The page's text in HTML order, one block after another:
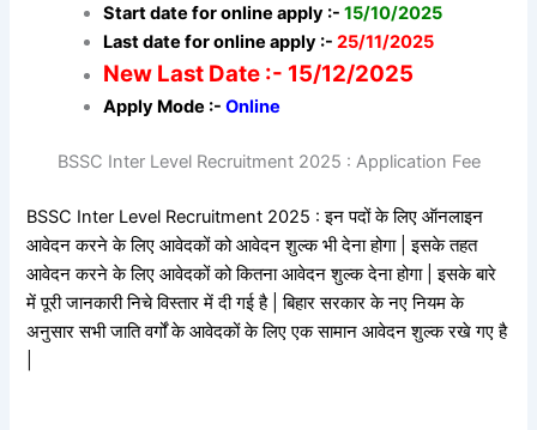
Start date for online apply :-15/10/2025
Last date for online apply :- 25/11/2025
New Last Date :- 15/12/2025
Apply Mode :-Online
BSSC Inter Level Recruitment 2025 : Application Fee
BSSC Inter Level Recruitment 2025 : इन पदों के लिए ऑनलाइन
आवेदन करने के लिए आवेदकों को आवेदन शुल्क भी देना होगा | इसके तहत
आवेदन करने के लिए आवेदकों को कितना आवेदन शुल्क देना होगा | इसके बारे
में पूरी जानकारी निचे विस्तार में दी गई है | बिहार सरकार के नए नियम के
अनुसार सभी जाति वर्गों के आवेदकों के लिए एक सामान आवेदन शुल्क रखे गए है